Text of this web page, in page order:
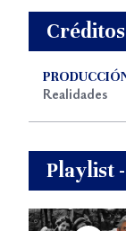
Créditos
Realidades
Playlist